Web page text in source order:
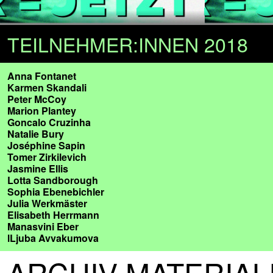
TEILNEHMER:INNEN 2018
Anna Fontanet
Karmen Skandali
Peter McCoy
Marion Plantey
Goncalo Cruzinha
Natalie Bury
Joséphine Sapin
Tomer Zirkilevich
Jasmine Ellis
Lotta Sandborough
Sophia Ebenebichler
Julia Werkmäster
Elisabeth Herrmann
Manasvini Eber
lLjuba Avvakumova